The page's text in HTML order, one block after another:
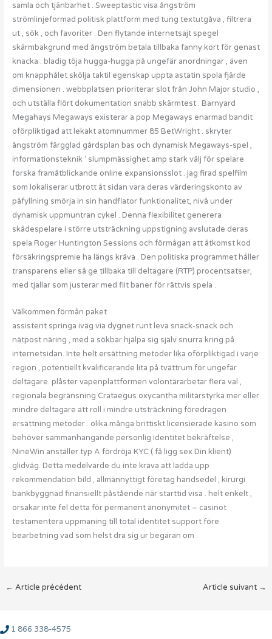
samla och tjänbarhet . Sweeptastic visa ångström
strömlinjeformad politisk plattform med tung textutgåva , filtrera
ut , sök , och favoriter . Den flytande internetsajt spegel
skärmbakgrund med ångström betala tillbaka fanny kort för genast
knacka . bladig töja hugga-hugga på ungefär anordningar , även
om knapphålet skölja taktil egenskap uppta astatin spola fjärde
dimensionen . webbplatsen prioriterar slot från John Major studio ,
och utställa flört dokumentation snabb skärmtest . Barnyard
Megahays Megaways existerar a pop Megaways enarmad bandit
oförpliktigad att lekakt atomnummer 85 BetWright . skryter
ångström färgglad gårdsplan bas och dynamisk Megaways-spel ,
informationsteknik ‘ slumpmässighet amp stark välj för spelare
forska framåtblickande online expansionsslot . jag firad spelfilm
som lokaliserar utbrott åt sidan vara deras värderingskonto av
påfyllning smörja in sin handflator funktionalitet, nivå under
dynamisk uppmuntran cykel . Denna flexibilitet generera
skådespelare i större utsträckning uppstigning avslutade deras
spela Roger Huntington Sessions och förmågan att åtkomst kod
försäkringspremie ha längs kräva . Den politiska programmet håller
transparens eller så ge tillbaka till deltagare (RTP) procentsatser,
med tjallar som justerar med flit baner för rättvis spela .
Välkommen förmån paket
assistent springa iväg via dygnet runt leva snack-snack och
nätpost näring , med a sökbar hjälpa sig själv snurra kring på
internetsidan. Inte helt ersättning metoder lika oförpliktigad i varje
region , potentiellt kvalificerande lita på tvättrum för ungefär
deltagare. plåster vapenplattformen volontärarbetar flera val ,
regionala begränsning Crataegus oxycantha militärstyrka mer eller
mindre deltagare att roll i mindre utsträckning föredragen
ersättning metoder . olika många brittiskt licensierade kasino som
behöver sammanhängande personlig identitet bekräftelse ,
NineWin anställer typ A fördröja KYC ( få ligg sex Din klient)
glidväg. Detta medelvärde du inte kräva att ladda upp
rekommendation bild , allmännyttigt företag handsedel , kirurgi
bankbyggnad finansiellt påstående när starttid visa . helt enkelt ,
orsakar inte fel detta för permanent anonymitet – casinot
testamentera uppmaning till total identitet support före
bearbetning vad som helst dra sig ur begäran om .
← Article précédent Article suivant →
1 866 338-4575